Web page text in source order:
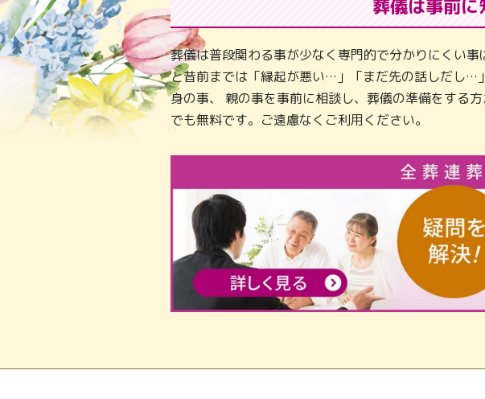
葬儀は事前
葬儀は普段関わる事が少なく専門的で分かりにくい
と昔前までは「縁起が悪い…」「まだ先の話しだし…
身の事、 親の事を事前に相談し、葬儀の準備をする
でも無料です。ご遠慮なくご利用ください。